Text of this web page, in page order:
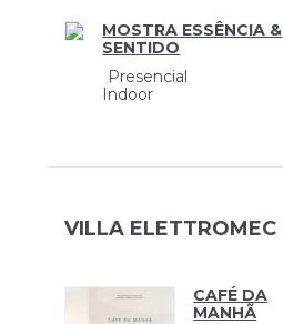
MOSTRA ESSÊNCIA &
SENTIDO
Presencial
Indoor
VILLA ELETTROMEC
CAFÉ DA
MANHÃ